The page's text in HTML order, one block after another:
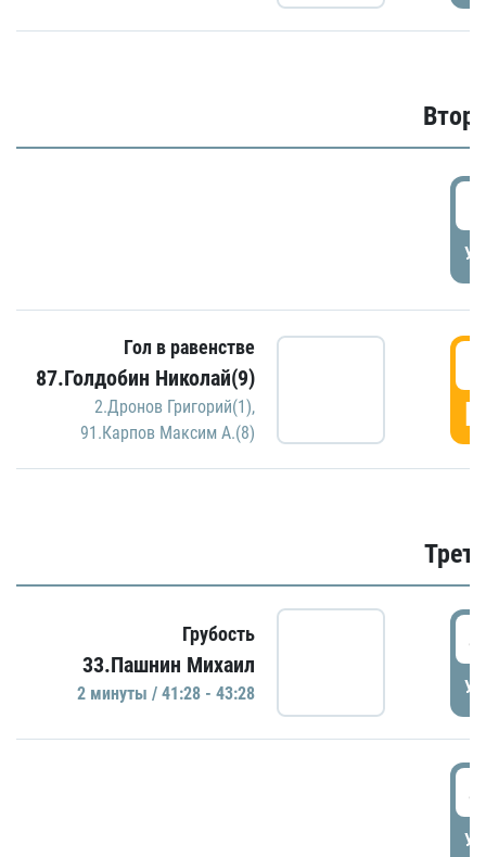
Гол в равенстве
87.Голдобин Николай(9)
2.Дронов Григорий(1),
91.Карпов Максим А.(8)
Грубость
33.Пашнин Михаил
2 минуты / 41:28 - 43:28